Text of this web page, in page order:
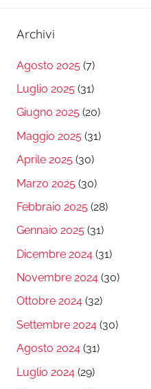
Archivi
Agosto 2025 (7)
Luglio 2025 (31)
Giugno 2025 (20)
Maggio 2025 (31)
Aprile 2025 (30)
Marzo 2025 (30)
Febbraio 2025 (28)
Gennaio 2025 (31)
Dicembre 2024 (31)
Novembre 2024 (30)
Ottobre 2024 (32)
Settembre 2024 (30)
Agosto 2024 (31)
Luglio 2024 (29)